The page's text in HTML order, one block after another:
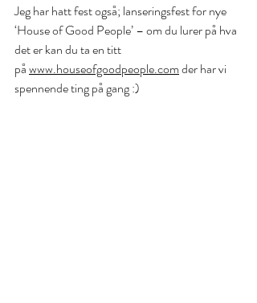
Jeg har hatt fest også; lanseringsfest for nye
‘House of Good People’ – om du lurer på hva
det er kan du ta en titt
på www.houseofgoodpeople.com der har vi
spennende ting på gang :)